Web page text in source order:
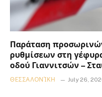
Παράταση
ρυθμίσεων στη
οδού Γιαννιτσών –
ΘΕΣΣΑΛΟΝΊΚΗ July 26,